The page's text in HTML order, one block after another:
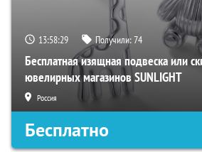
13:58:28 Получили:74
Бесплатная изящная подвеска или
ювелирных магазинов SUNLIGHT
Россия
Бесплатно